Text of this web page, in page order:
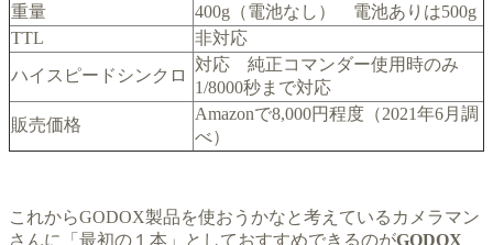
重量
400g（電池なし） 電池ありは500g
TTL
非対応
ハイスピードシンクロ
対応 純正コマンダー使用時のみ
1/8000秒まで対応
販売価格
Amazonで8,000円程度（2021年6月調
べ）
これからGODOX製品を使おうかなと考えているカメラマン
さんに
「最初の１本」としておすすめできるのがGODOX